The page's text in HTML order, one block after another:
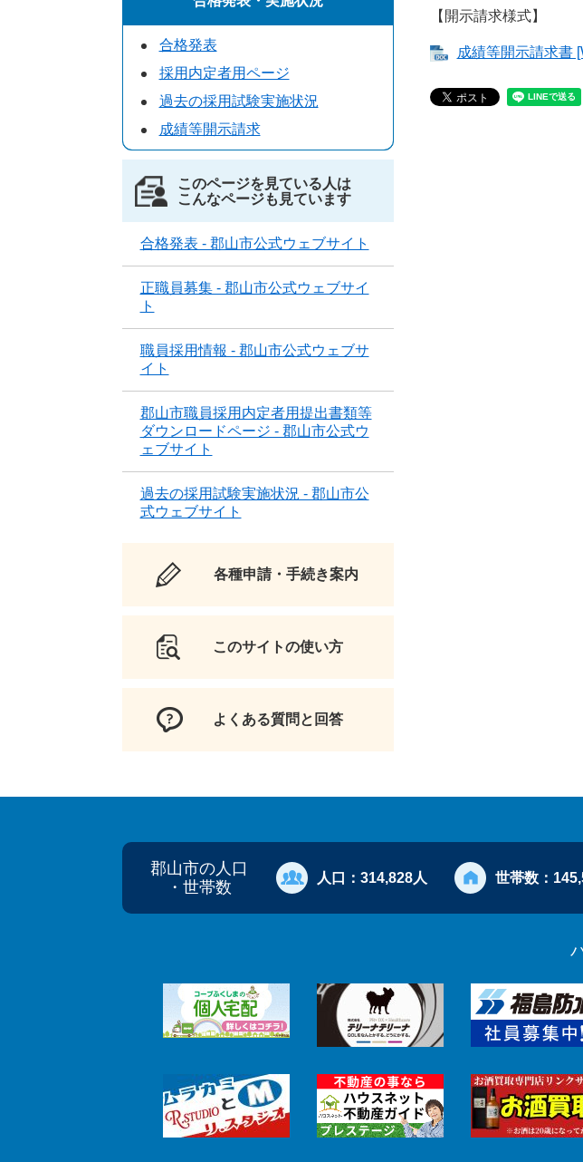
【開示請求様式】
成績等開示請求書
合格発表
採用内定者用ページ
過去の採用試験実施状況
成績等開示請求
このページを見ている人は
こんなページも見ています
合格発表 - 郡山市公式ウェブサイト
正職員募集 - 郡山市公式ウェブサイ
ト
職員採用情報 - 郡山市公式ウェブサ
イト
郡山市職員採用内定者用提出書類等
ダウンロードページ - 郡山市公式ウ
ェブサイト
過去の採用試験実施状況 - 郡山市公
式ウェブサイト
各種申請・手続き案内
このサイトの使い方
よくある質問と回答
郡山市の人口
・世帯数
人口： 314,828人 世帯数：